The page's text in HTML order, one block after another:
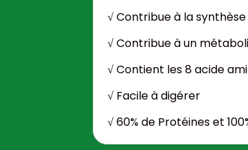
√ Contribue à la
√ Contribue à un
√ Contient les 8 acide
√ Facile à digérer
√ 60% de Protéines et